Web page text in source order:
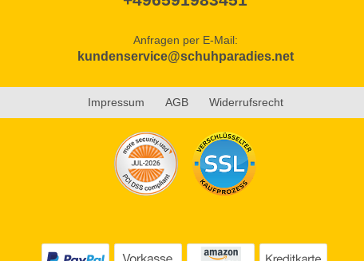
Anfragen per E-Mail:
kundenservice@schuhparadies.net
Impressum AGB Widerrufsrecht